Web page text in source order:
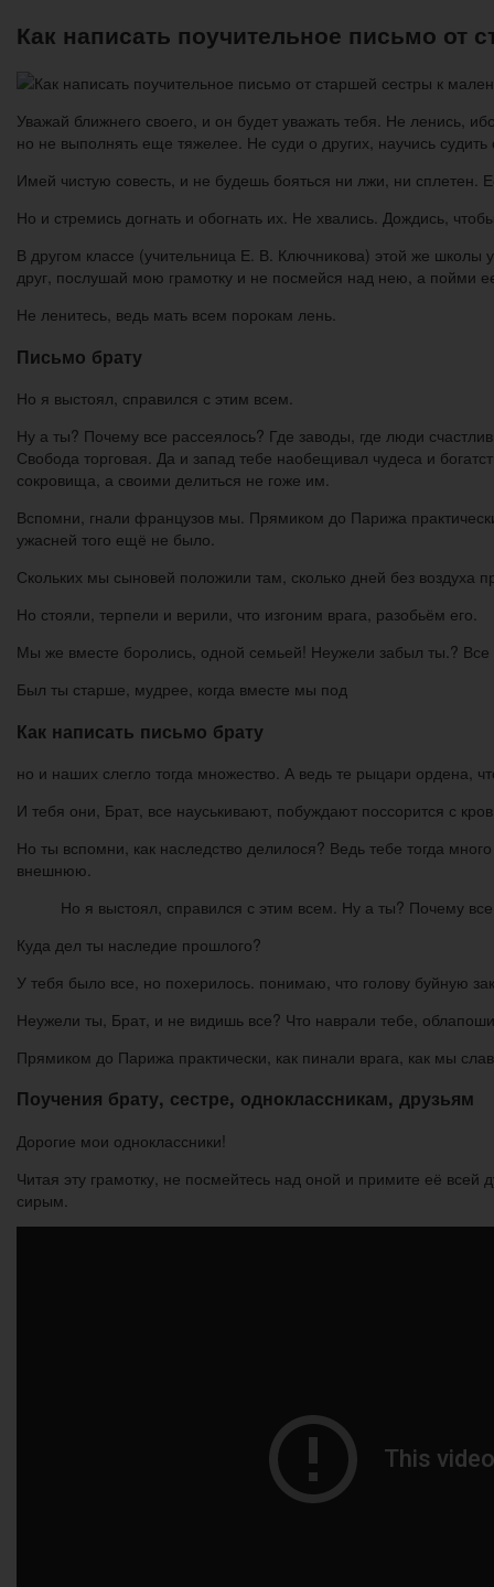
Как написать поучительное письмо от
Уважай ближнего своего, и он будет уважать тебя. Не ленись,
но не выполнять еще тяжелее. Не суди о других, научись
Имей чистую совесть, и не будешь бояться ни лжи, ни сплетен.
Но и стремись догнать и обогнать их. Не хвались. Дождись,
В другом классе (учительница Е. В. Ключникова) этой же
друг, послушай мою грамотку и не посмейся над нею, а пойми
Не ленитесь, ведь мать всем порокам лень.
Письмо брату
Но я выстоял, справился с этим всем.
Ну а ты? Почему все рассеялось? Где заводы, где люди
Свобода торговая. Да и запад тебе наобещивал чудеса и
сокровища, а своими делиться не гоже им.
Вспомни, гнали французов мы. Прямиком до Парижа
ужасней того ещё не было.
Скольких мы сыновей положили там, сколько дней без воздуха
Но стояли, терпели и верили, что изгоним врага, разобьём его.
Мы же вместе боролись, одной семьей! Неужели забыл ты.?
Был ты старше, мудрее, когда вместе мы под
Как написать письмо брату
но и наших слегло тогда множество. А ведь те рыцари ордена,
И тебя они, Брат, все науськивают, побуждают поссорится с
Но ты вспомни, как наследство делилося? Ведь тебе тогда
внешнюю.
Но я выстоял, справился с этим всем. Ну а ты? Почему
Куда дел ты наследие прошлого?
У тебя было все, но похерилось. понимаю, что голову буйную
Неужели ты, Брат, и не видишь все? Что наврали тебе,
Прямиком до Парижа практически, как пинали врага, как мы
Поучения брату, сестре, одноклассникам, друзьям
Дорогие мои одноклассники!
Читая эту грамотку, не посмейтесь над оной и примите её
сирым.